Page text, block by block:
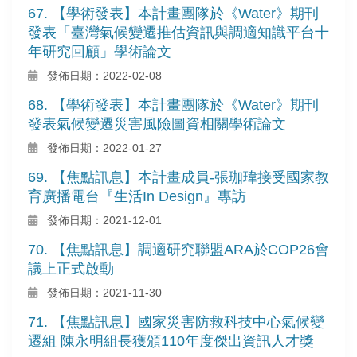
67. 【學術發表】本計畫團隊於《Water》期刊
發表「臺灣氣候變遷推估資訊與調適知識平台十
年研究回顧」學術論文
發佈日期：2022-02-08
68. 【學術發表】本計畫團隊於《Water》期刊
發表氣候變遷災害風險圖資相關學術論文
發佈日期：2022-01-27
69. 【焦點訊息】本計畫成員-張珈瑋接受國家教
育廣播電台『生活In Design』專訪
發佈日期：2021-12-01
70. 【焦點訊息】調適研究聯盟ARA於COP26會
議上正式啟動
發佈日期：2021-11-30
71. 【焦點訊息】國家災害防救科技中心氣候變
遷組 陳永明組長獲頒110年度傑出資訊人才獎